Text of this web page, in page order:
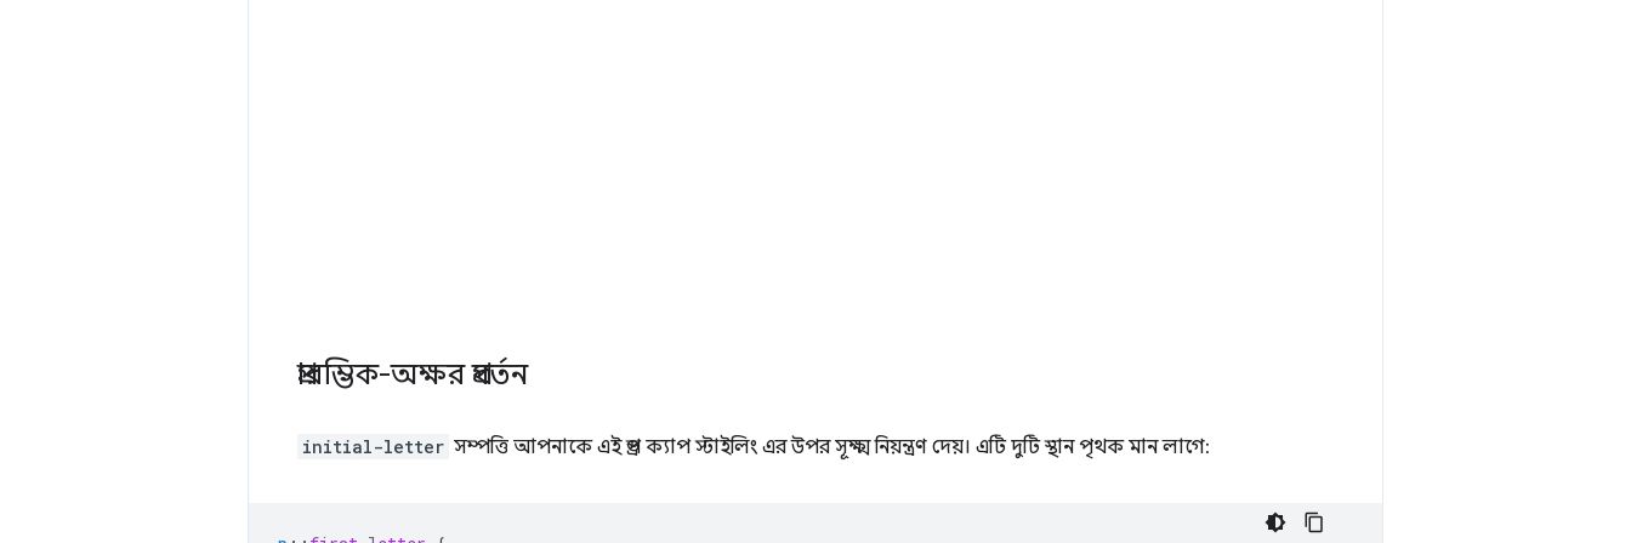
প্রারম্ভিক-অক্ষর প্রবর্তন
initial-letter সম্পত্তি আপনাকে এই ড্রপ ক্যাপ স্টাইলিং এর উপর সূক্ষ্ম নিয়ন্ত্রণ দেয়। এটি দুটি স্থান পৃথক মান লাগে: